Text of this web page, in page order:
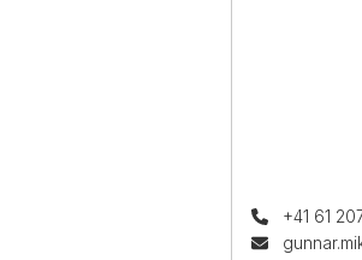
+41 61